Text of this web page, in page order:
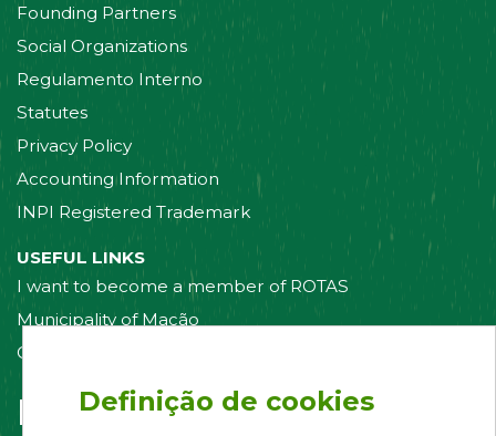
Founding Partners
Social Organizations
Regulamento Interno
Statutes
Privacy Policy
Accounting Information
INPI Registered Trademark
USEFUL LINKS
I want to become a member of ROTAS
Municipality of Mação
Contact us
Follow us on:
Definição de cookies